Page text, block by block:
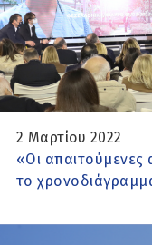
2 Μαρτίου 2022
«Οι απαιτούμενες
το